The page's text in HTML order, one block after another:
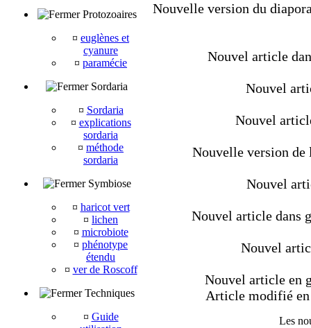
Protozoaires
¤ euglènes et
cyanure
¤ paramécie
Sordaria
¤ Sordaria
¤ explications
sordaria
¤ méthode
sordaria
Symbiose
¤ haricot vert
¤ lichen
¤ microbiote
¤ phénotype
étendu
¤ ver de Roscoff
Techniques
¤ Guide
Nouvelle version du
Nouvel article
Nouvel
Nouvel
Nouvelle version de
Nouvel
Nouvel article dans
Nouvel
Nouvel article en
Article modifié
Les